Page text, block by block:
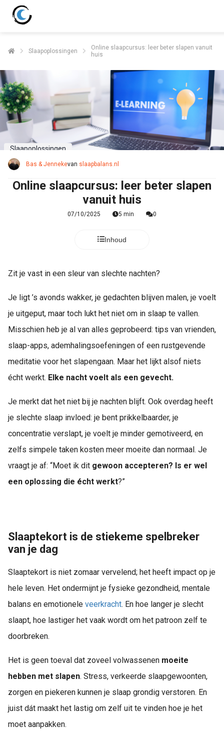
Slaapoplossingen
Online slaapcursus: leer beter slapen vanuit
huis
Slaapoplossingen
Bas & Jennekevan slaapbalans.nl
Online slaapcursus: leer beter slapen
vanuit huis
07/10/2025 5 min 0
Inhoud
Zit je vast in een sleur van slechte nachten?
Je ligt ’s avonds wakker, je gedachten blijven malen, je voelt
je uitgeput, maar toch lukt het niet om in slaap te vallen.
Misschien heb je al van alles geprobeerd: tips van vrienden,
slaap-apps, ademhalingsoefeningen of een rustgevende
meditatie voor het slapengaan. Maar het lijkt alsof niets
écht werkt. Elke nacht voelt als een gevecht.
Je merkt dat het niet bij je nachten blijft. Ook overdag heeft
je slechte slaap invloed: je bent prikkelbaarder, je
concentratie verslapt, je voelt je minder gemotiveerd, en
zelfs simpele taken kosten meer moeite dan normaal. Je
vraagt je af: “Moet ik dit gewoon accepteren? Is er wel
een oplossing die écht werkt?”
Slaaptekort is de stiekeme spelbreker
van je dag
Slaaptekort is niet zomaar vervelend; het heeft impact op je
hele leven. Het ondermijnt je fysieke gezondheid, mentale
balans en emotionele veerkracht. En hoe langer je slecht
slaapt, hoe lastiger het vaak wordt om het patroon zelf te
doorbreken.
Het is geen toeval dat zoveel volwassenen moeite
hebben met slapen. Stress, verkeerde slaapgewoonten,
zorgen en piekeren kunnen je slaap grondig verstoren. En
juist dát maakt het lastig om zelf uit te vinden hoe je het
moet aanpakken.